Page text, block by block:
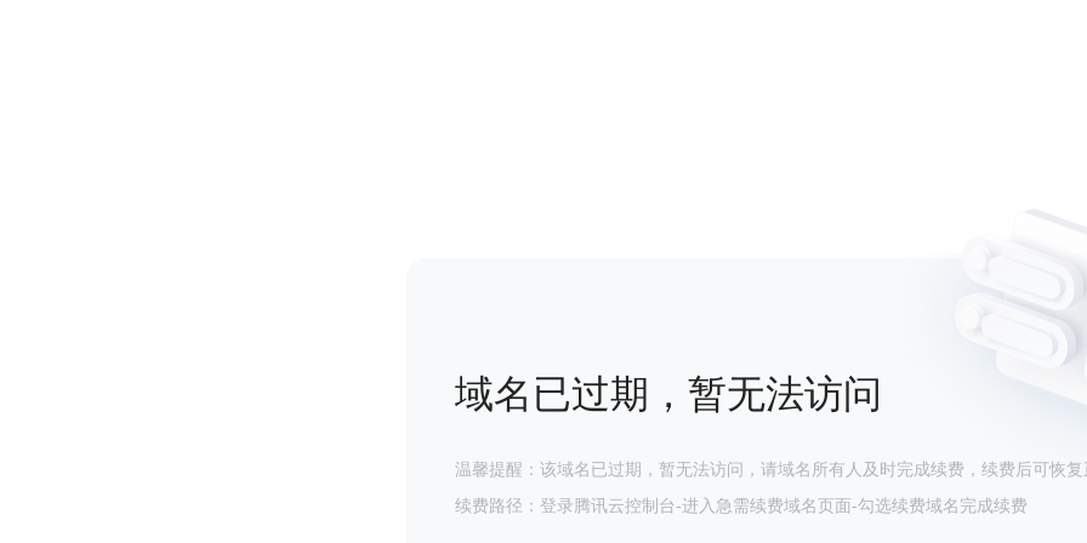
域名已过期，暂无法访问
温馨提醒：该域名已过期，暂无法访问，请域名所有人及时完成续费，续费后可恢复
续费路径：登录腾讯云控制台-进入急需续费域名页面-勾选续费域名完成续费